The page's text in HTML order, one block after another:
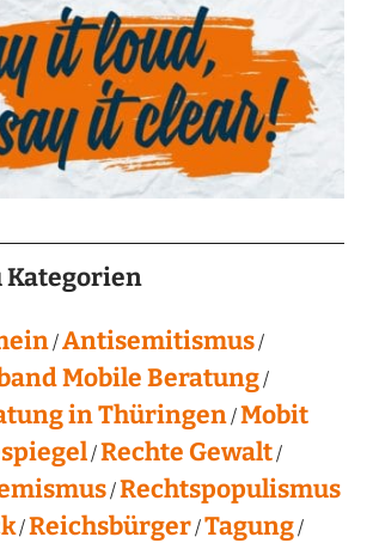
Kategorien
Antisemitismus
Mobile Beratung
in Thüringen Mobit
Rechte Gewalt
Rechtspopulismus
Reichsbürger Tagung